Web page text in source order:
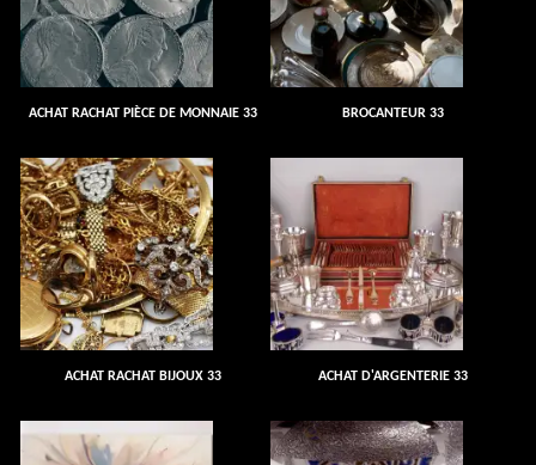
ACHAT RACHAT PIÈCE DE MONNAIE 33 BROCANTEUR 33
ACHAT RACHAT BIJOUX 33 ACHAT D'ARGENTERIE 33